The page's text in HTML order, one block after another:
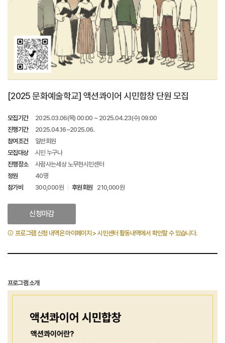
[2025 문화예술학교] 액션콰이어 시민합창 단원 모집
모집기간
2025.03.06(목) 00:00 ~ 2025.04.23(수) 09:00
진행기간
2025.04.16~2025.06.
참여조건
일반회원
모집대상
시민 누구나
진행장소
사람사는세상 노무현시민센터
정원
40명
참가비
300,000원 후원회원 210,000원
신청마감
프로그램 신청 내역은 마이페이지 > 시민센터 활동내역에서 확인할 수 있습니다.
프로그램 소개